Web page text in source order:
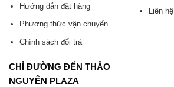
Hướng dẫn đặt hàng
Phương thức vận chuyển
Chính sách đổi trả
Liên hệ
CHỈ ĐƯỜNG ĐẾN THẢO
NGUYÊN PLAZA